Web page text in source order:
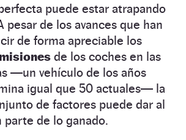
puede estar atrapando
pesar de los avances que han
de forma apreciable los
de los coches en las
—un vehículo de los años
igual que 50 actuales— la
de factores puede dar al
de lo ganado.